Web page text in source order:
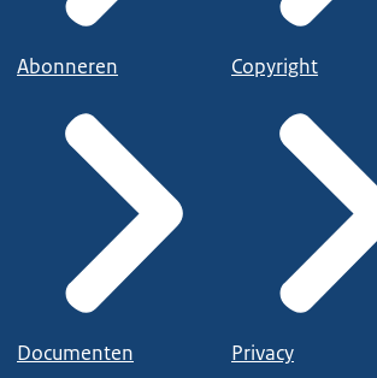
Abonneren
Documenten
Copyright
Privacy